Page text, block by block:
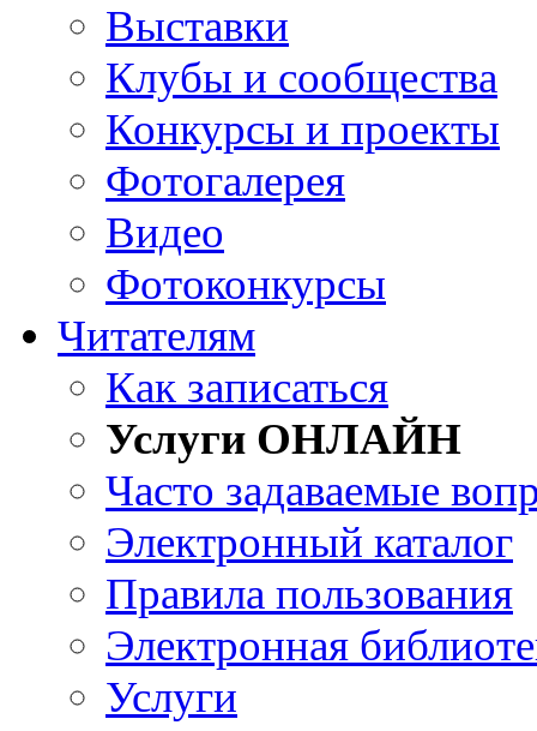
Выставки
Клубы и сообщества
Конкурсы и проекты
Фотогалерея
Видео
Фотоконкурсы
Читателям
Как записаться
Услуги ОНЛАЙН
Часто задаваемые
Электронный каталог
Правила пользования
Электронная
Услуги